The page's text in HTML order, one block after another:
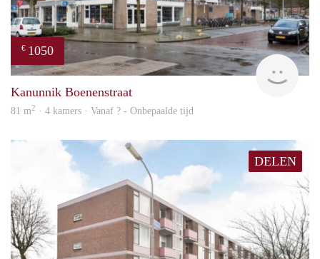
€ 1050
Kanunnik Boenenstraat
81 m2 · 4 kamers · Vanaf ? - Onbepaalde tijd
DELEN